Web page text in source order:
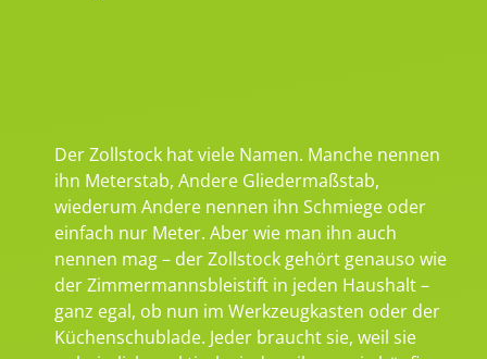
Der Zollstock hat viele Namen. Manche nennen
ihn Meterstab, Andere Gliedermaßstab,
wiederum Andere nennen ihn Schmiege oder
einfach nur Meter. Aber wie man ihn auch
nennen mag – der Zollstock gehört genauso wie
der Zimmermannsbleistift in jeden Haushalt –
ganz egal, ob nun im Werkzeugkasten oder der
Küchenschublade. Jeder braucht sie, weil sie